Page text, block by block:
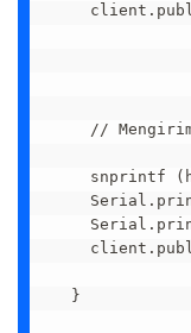
//
snprintf
}